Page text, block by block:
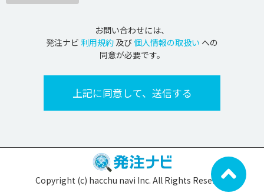
お問い合わせには、
発注ナビ 利用規約 及び個人情報の取扱い への
同意が必要です。
Copyright (c) hacchu navi Inc. All Rights Reserved